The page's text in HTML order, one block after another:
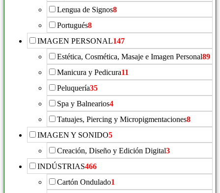
Lengua de Signos8
Portugués8
IMAGEN PERSONAL147
Estética, Cosmética, Masaje e Imagen Personal89
Manicura y Pedicura11
Peluquería35
Spa y Balnearios4
Tatuajes, Piercing y Micropigmentaciones8
IMAGEN Y SONIDO5
Creación, Diseño y Edición Digital3
INDÚSTRIAS466
Cartón Ondulado1